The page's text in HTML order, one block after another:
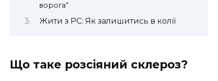
ворога”
Жити з РС: Як залишитись в колії
Що таке розсіяний склероз?